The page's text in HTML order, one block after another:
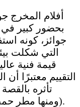
أفلام المخرج
بحضور كبير في
جوائز، كونه
التي شكلت
قيمة فنية
التقييم معتبرًا
تأثره
(ومنها مطر حمص) صكًا ببراءة النظام أمام ضحاياه.